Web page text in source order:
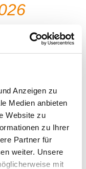
Anzeigen zu
Medien anbieten
Website zu
zu Ihrer
Partner für
weiter. Unsere
mit
Bild